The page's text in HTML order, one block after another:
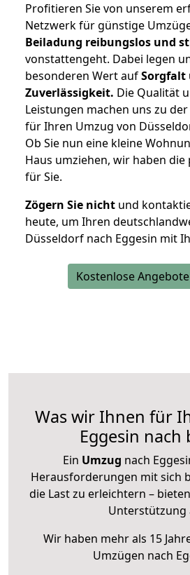
Profitieren Sie von unserem
Netzwerk für günstige
Beiladung reibungslos und
vonstattengeht. Dabei legen
besonderen Wert aufSorgfalt
Zuverlässigkeit. Die Qualität
Leistungen machen uns zu
für Ihren Umzug von
Ob Sie nun eine kleine
Haus umziehen, wir haben die
für Sie.
Zögern Sie nicht und
heute, um Ihren
Düsseldorf nach Eggesin mit
Kostenlose
Was wir Ihnen für
Eggesin nach
Ein Umzug nach
Herausforderungen mit sich
die Last zu erleichtern –
Unterstützung
Wir haben mehr als 15
Umzügen nach